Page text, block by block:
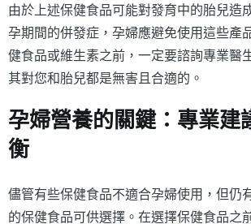
由於上述保健食品可能對發育中的胎兒造
孕期間的併發症，孕婦應避免使用這些產
健食品或維生素之前，一定要諮詢專業醫
其對您和胎兒都是無害且合適的。
孕婦營養的關鍵：專業建
衡
儘管有些保健食品不適合孕婦使用，但仍
的保健食品可供選擇。在選擇保健食品之